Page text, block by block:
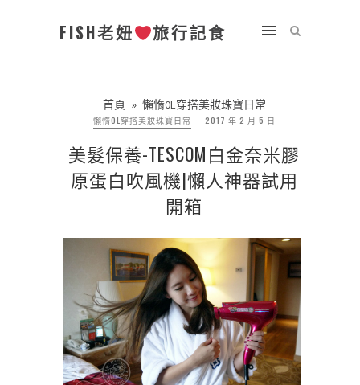
FISH老妞 旅行記食
首頁 » 懶惰OL穿搭美妝珠寶日常
懶惰OL穿搭美妝珠寶日常
2017 年 2 月 5 日
美髮保養-TESCOM白金奈米膠
原蛋白吹風機|懶人神器試用
開箱